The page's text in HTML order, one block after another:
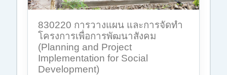
830220 การวางแผน และการจัดทำ
โครงการเพื่อการพัฒนาสังคม
(Planning and Project
Implementation for Social
Development)